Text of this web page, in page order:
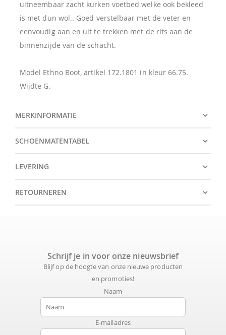
uitneembaar zacht kurken voetbed welke ook bekleed
is met dun wol.. Goed verstelbaar met de veter en
eenvoudig aan en uit te trekken met de rits aan de
binnenzijde van de schacht.
Model Ethno Boot, artikel 172.1801 in kleur 66.75.
Wijdte G.
MERKINFORMATIE
SCHOENMATENTABEL
LEVERING
RETOURNEREN
Schrijf je in voor onze nieuwsbrief
Blijf op de hoogte van onze nieuwe producten
en promoties!
Naam
E-mailadres